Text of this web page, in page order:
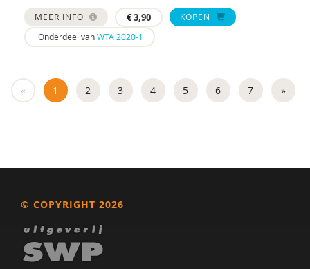
C. Weber
Caroline Wiebenga
Dr. Y. Groen
MEER INFO €3,90
KOPEN
Onderdeel vanWTA 2020-1
« 1 2 3 4 5 6 7 »
© COPYRIGHT 2026